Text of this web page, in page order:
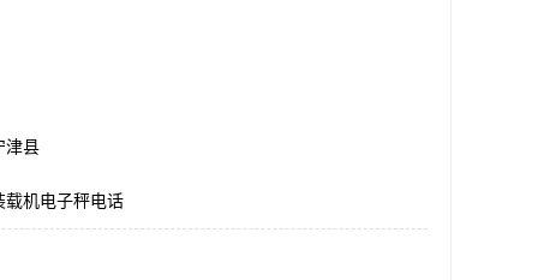
津县
载机电子秤电话